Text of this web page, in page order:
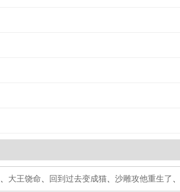
大王饶命 回到过去变成猫 沙雕攻他重生了